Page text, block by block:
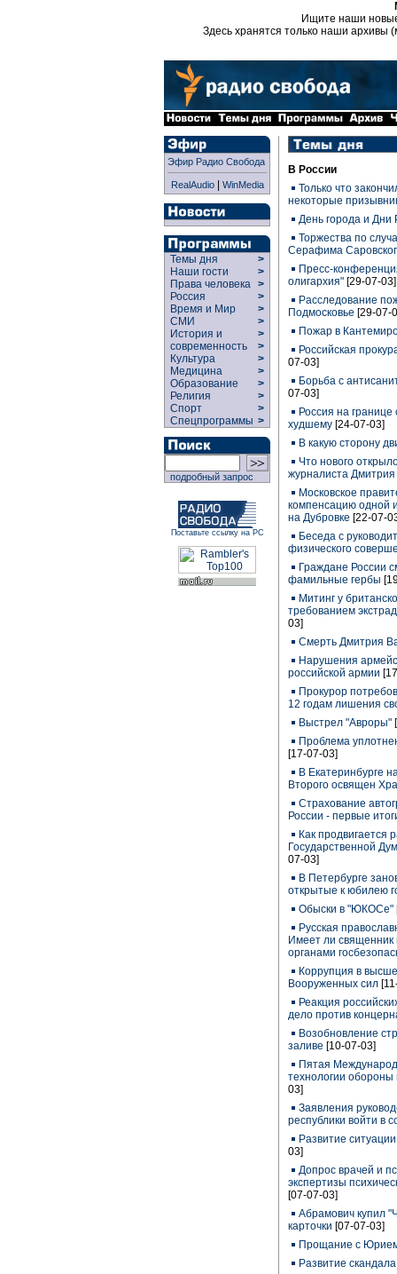
Ищите наши
Здесь хранятся только наши архивы
Эфир Радио Свобода
RealAudio| WinMedia
Темы дня
>
Наши гости
>
Права человека >
Россия
>
Время и Мир
>
СМИ
>
История и
современность
>
>
Культура
>
Медицина
>
Образование
>
Религия
>
Спорт
>
Спецпрограммы >
подробный запрос
Поставьте ссылку на РС
В России
Только что
некоторые
День города и Дни
Торжества по
Серафима
Пресс-
олигархия" [29-07-03]
Расследование
Подмосковье [29-07-
Пожар в
Российская
07-03]
Борьба с
07-03]
Россия на
худшему [24-07-03]
В какую сторону
Что нового
журналиста
Московское
компенсацию одной
на Дубровке [22-07-
Беседа с
физического
Граждане России
фамильные гербы
Митинг у
требованием
03]
Смерть Дмитрия
Нарушения
российской армии
Прокурор
12 годам лишения
Выстрел "Авроры"
Проблема
[17-07-03]
В Екатеринбурге
Второго освящен
Страхование
России - первые
Как продвигается
Государственной
07-03]
В Петербурге
открытые к юбилею
Обыски в "ЮКОСе"
Русская
Имеет ли священник
органами
Коррупция в
Вооруженных сил
Реакция
дело против
Возобновление
заливе [10-07-03]
Пятая
технологии
03]
Заявления
республики войти в
Развитие
03]
Допрос врачей и
экспертизы
[07-07-03]
Абрамович купил
карточки [07-07-03]
Прощание с
Развитие